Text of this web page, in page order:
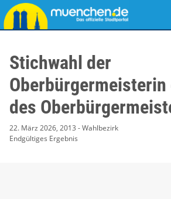
Stichwahl der
Oberbürgermeisterin
des
22. März 2026, 2013 - Wahlbezirk
Endgültiges Ergebnis